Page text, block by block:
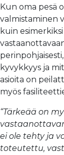
Kun oma pesä
valmistaminen
kuin
kyvykkyys ja
asioita on
myös
“Tärkeää on
ei ole tehty ja
toteutettu,